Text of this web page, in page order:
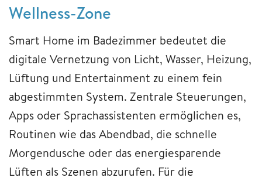
Wellness-Zone
Smart Home im Badezimmer bedeutet die
digitale Vernetzung von Licht, Wasser, Heizung,
Lüftung und Entertainment zu einem fein
abgestimmten System. Zentrale Steuerungen,
Apps oder Sprachassistenten ermöglichen es,
Routinen wie das Abendbad, die schnelle
Morgendusche oder das energiesparende
Lüften als Szenen abzurufen. Für die